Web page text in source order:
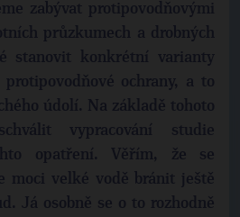
zabývat protipovodňovými
průzkumech a drobných
stanovit konkrétní varianty
protipovodňové ochrany, a to
údolí. Na základě tohoto
vypracování studie
opatření. Věřím, že se
moci velké vodě bránit ještě
Já osobně se o to rozhodně